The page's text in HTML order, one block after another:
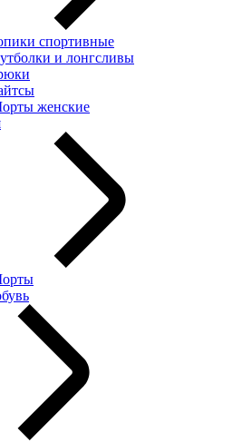
спортивные
и лонгсливы
женские